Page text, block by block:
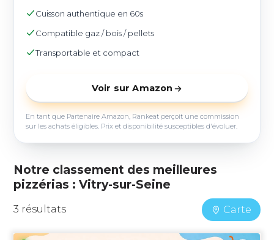
Cuisson authentique en 60s
Compatible gaz / bois / pellets
Transportable et compact
Voir sur Amazon
En tant que Partenaire Amazon, Rankeat perçoit une commission
sur les achats éligibles. Prix et disponibilité susceptibles d'évoluer.
Notre classement des meilleures
pizzérias : Vitry-sur-Seine
3 résultats Carte